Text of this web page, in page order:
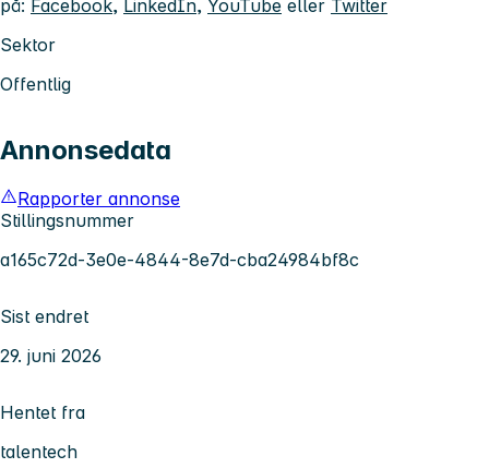
på: Facebook, LinkedIn, YouTube eller Twitter
Sektor
Offentlig
Annonsedata
Rapporter annonse
Stillingsnummer
a165c72d-3e0e-4844-8e7d-cba24984bf8c
Sist endret
29. juni 2026
Hentet fra
talentech